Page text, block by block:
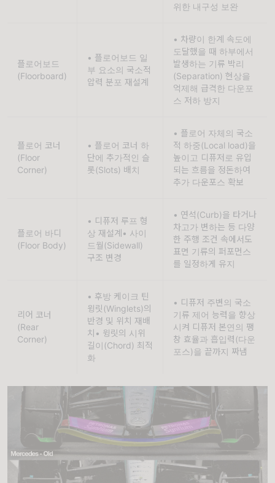
위한 내구성 보완
플로어보드
(Floorboard)
• 플로어보드 일
부 요소의 국소적
압력 분포 재설계
• 차량이 한계 속도에
도달했을 때 하부에서
발생하는 기류 박리
(Separation) 현상을
억제해 급격한 다운포
스 저하 방지
플로어 코너
(Floor
Corner)
• 플로어 코너 하
단에 추가적인 슬
롯(Slots) 배치
• 플로어 자체의 국소
적 하중(Local load)을
높이고 디퓨저로 유입
되는 흐름을 정돈하여
추가 다운포스 확보
플로어 바디
(Floor Body)
• 디퓨저 루프 형
상 재설계• 사이
드월(Sidewall)
구조 변경
• 연석(Curb)을 타거나
차고가 변하는 등 다양
한 주행 조건 속에서도
표면 기류의 퍼포먼스
를 일정하게 유지
리어 코너
(Rear
Corner)
• 후방 케이크 틴
윙릿(Winglets)의
반경 및 위치 재배
치• 윙릿의 시위
길이(Chord) 최적
화
• 디퓨저 주변의 국소
기류 제어 능력을 향상
시켜 디퓨저 본연의 팽
창 효율과 흡입력(다운
포스)을 끝까지 짜냄